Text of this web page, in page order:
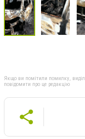
Якщо ви помітили помилку,
повідомити про це редакцію